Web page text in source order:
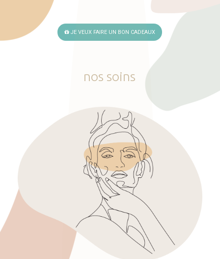
JE VEUX FAIRE UN BON CADEAUX
nos soins